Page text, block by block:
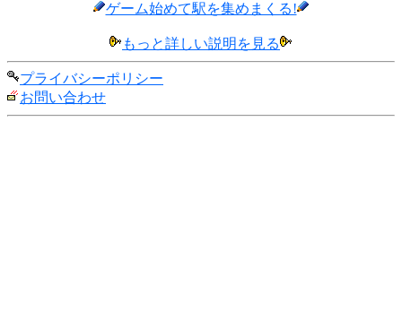
ゲーム始めて駅を集めまくる!
もっと詳しい説明を見る
プライバシーポリシー
お問い合わせ